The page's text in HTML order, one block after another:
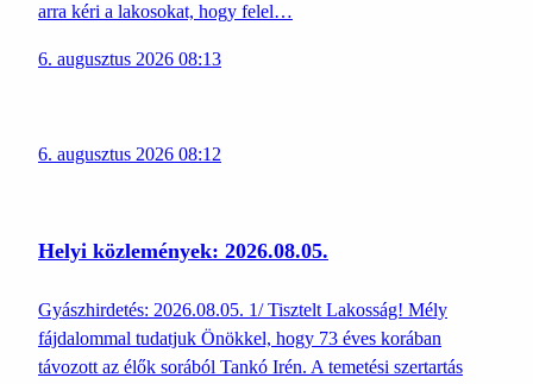
arra kéri a lakosokat, hogy felel…
6. augusztus 2026 08:13
6. augusztus 2026 08:12
Helyi közlemények: 2026.08.05.
Gyászhirdetés: 2026.08.05. 1/ Tisztelt Lakosság! Mély
fájdalommal tudatjuk Önökkel, hogy 73 éves korában
távozott az élők sorából Tankó Irén. A temetési szertartás